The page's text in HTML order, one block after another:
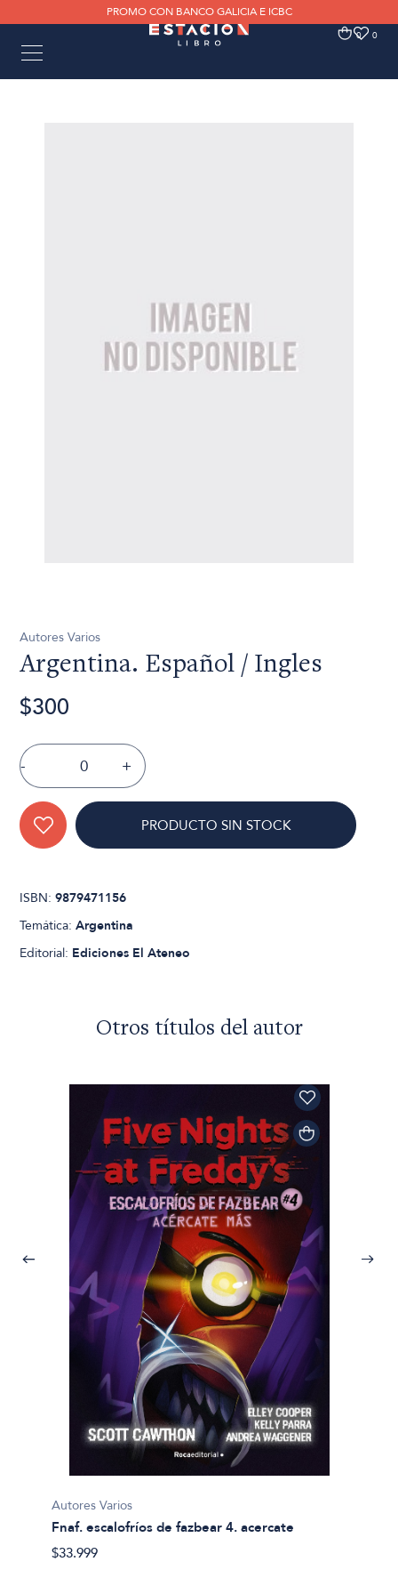
PROMO CON BANCO GALICIA E ICBC
0 0
Autores Varios
Argentina. Español / Ingles
$300
- +
PRODUCTO SIN STOCK
ISBN:9879471156
Temática:Argentina
Editorial: Ediciones El Ateneo
Otros títulos del autor
Autores Varios
Fnaf. escalofríos de fazbear 4. acercate
$33.999